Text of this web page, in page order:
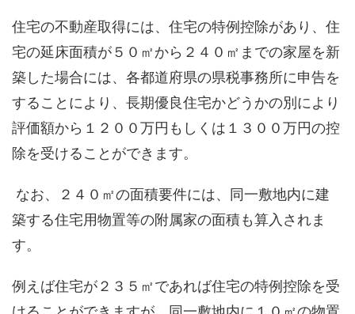
住宅の不動産取得には、住宅の特例控除があり、住
宅の延床面積が５０㎡から２４０㎡までの家屋を新
築した場合には、各都道府県の県税事務所に申告を
することにより、長期優良住宅かどうかの別により
評価額から１２００万円もしくは１３００万円の控
除を受けることができます。
なお、２４０㎡の面積要件には、同一敷地内に建
築する住宅用物置等の附属家の面積も算入されま
す。
例えば住宅が２３５㎡であれば住宅の特例控除を受